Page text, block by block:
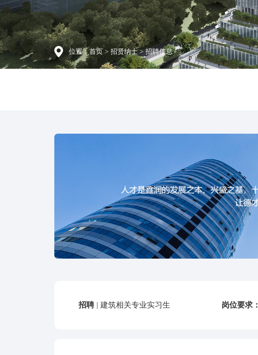
位置：首页>招贤纳士> 招聘信息
招聘 | 建筑相关专业实习生 岗位要求：